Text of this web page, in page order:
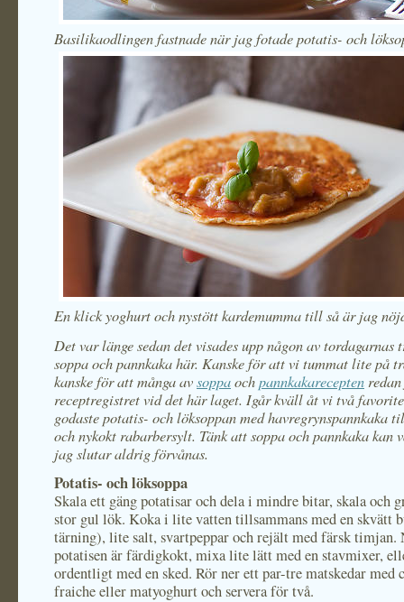
Basilikaodlingen fastnade när jag fotade potatis- och
En klick yoghurt och nystött kardemumma till så är jag
Det var länge sedan det visades upp någon av
soppa och pannkaka här. Kanske för att vi tummat lite på
kanske för att många avsoppaochpannkakarecepten
receptregistret vid det här laget. Igår kväll åt vi två
godaste potatis- och löksoppan med havregrynspannkaka
och nykokt rabarbersylt. Tänk att soppa och pannkaka kan
jag slutar aldrig förvånas.
Potatis- och löksoppa
Skala ett gäng potatisar och dela i mindre bitar, skala och
stor gul lök. Koka i lite vatten tillsammans med en skvätt
tärning), lite salt, svartpeppar och rejält med färsk timjan.
potatisen är färdigkokt, mixa lite lätt med en stavmixer,
ordentligt med en sked. Rör ner ett par-tre matskedar med
fraiche eller matyoghurt och servera för två.